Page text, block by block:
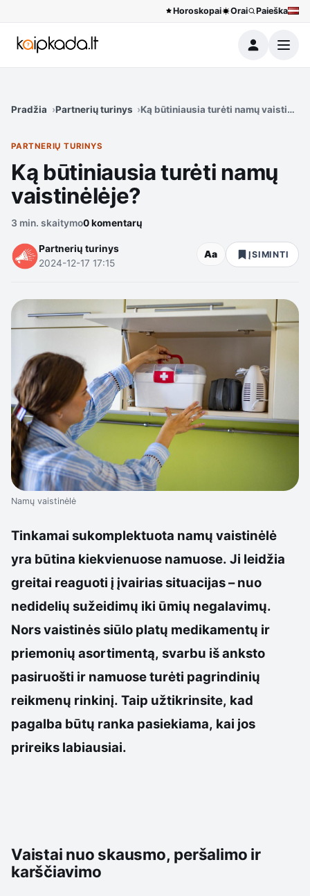
Horoskopai Orai Paieška
Meniu
Pradžia Partnerių turinys Ką būtiniausia turėti namų
PARTNERIŲ TURINYS
Ką būtiniausia turėti namų
vaistinėlėje?
3 min. skaitymo0 komentarų
Partnerių turinys
2024-12-17 17:15
Aa ĮSIMINTI
Namų vaistinėlė
Tinkamai sukomplektuota namų vaistinėlė
yra būtina kiekvienuose namuose. Ji leidžia
greitai reaguoti į įvairias situacijas – nuo
nedidelių sužeidimų iki ūmių negalavimų.
Nors vaistinės siūlo platų medikamentų ir
priemonių asortimentą, svarbu iš anksto
pasiruošti ir namuose turėti pagrindinių
reikmenų rinkinį. Taip užtikrinsite, kad
pagalba būtų ranka pasiekiama, kai jos
prireiks labiausiai.
Vaistai nuo skausmo, peršalimo ir
karščiavimo